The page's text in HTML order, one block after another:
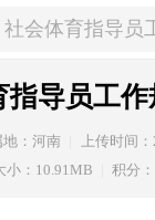
社会体育指导员
指导员工
地：河南 上传时间
小：10.91MB 积分